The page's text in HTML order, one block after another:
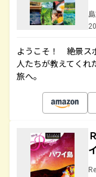
ようこそ！ 絶景ス
人たちが教えてくれ
旅へ。